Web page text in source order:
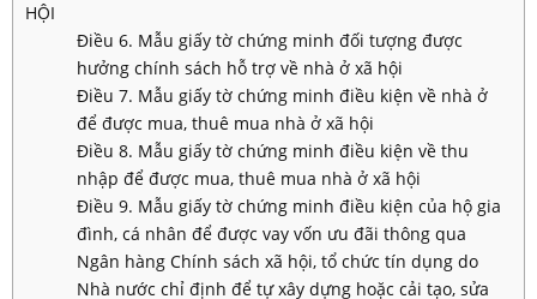
HỘI
Điều 6. Mẫu giấy tờ chứng minh đối tượng được
hưởng chính sách hỗ trợ về nhà ở xã hội
Điều 7. Mẫu giấy tờ chứng minh điều kiện về nhà ở
để được mua, thuê mua nhà ở xã hội
Điều 8. Mẫu giấy tờ chứng minh điều kiện về thu
nhập để được mua, thuê mua nhà ở xã hội
Điều 9. Mẫu giấy tờ chứng minh điều kiện của hộ gia
đình, cá nhân để được vay vốn ưu đãi thông qua
Ngân hàng Chính sách xã hội, tổ chức tín dụng do
Nhà nước chỉ định để tự xây dựng hoặc cải tạo, sửa